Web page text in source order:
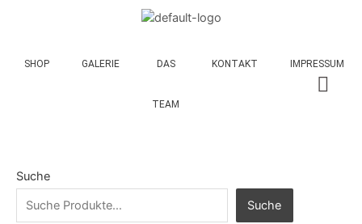
SHOP GALERIE DAS
TEAM
KONTAKT IMPRESSUM
Suche
Suche